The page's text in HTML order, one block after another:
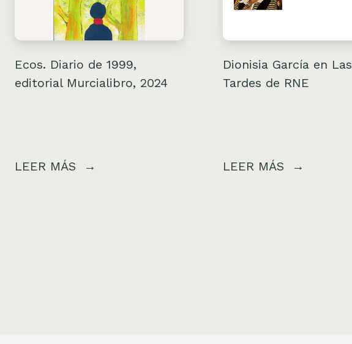
Ecos. Diario de 1999,
editorial Murcialibro, 2024
LEER MÁS
Dionisia García en Las
Tardes de RNE
LEER MÁS